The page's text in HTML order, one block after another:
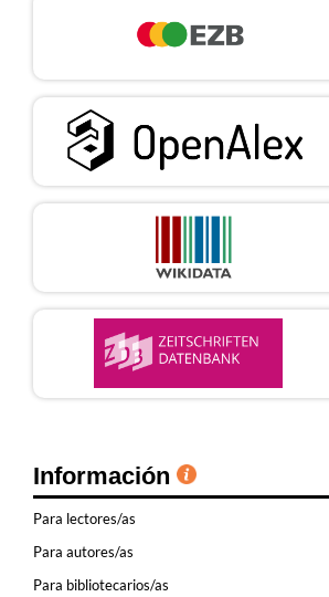
Información
Para lectores/as
Para autores/as
Para bibliotecarios/as